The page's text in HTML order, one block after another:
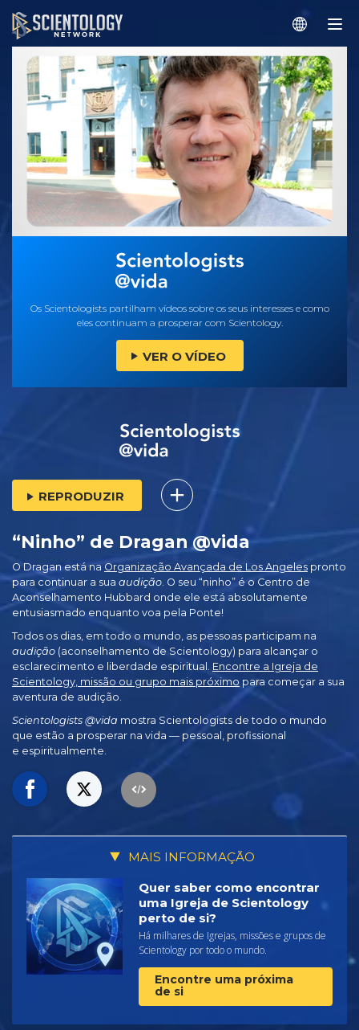
Os Scientologists partilham vídeos sobre os seus interesses e como
eles continuam a prosperar com Scientology.
VER O VÍDEO
REPRODUZIR
“Ninho” de Dragan @vida
O Dragan está na Organização Avançada de Los Angeles pronto
para continuar a sua audição. O seu “ninho” é o Centro de
Aconselhamento Hubbard onde ele está absolutamente
entusiasmado enquanto voa pela Ponte!
Todos os dias, em todo o mundo, as pessoas participam na
audição (aconselhamento de Scientology) para alcançar o
esclarecimento e liberdade espiritual. Encontre a Igreja de
Scientology, missão ou grupo mais próximo para começar a sua
aventura de audição.
Scientologists @vida mostra Scientologists de todo o mundo
que estão a prosperar na vida — pessoal, profissional
e espiritualmente.
MAIS INFORMAÇÃO
Quer saber como encontrar
uma Igreja de Scientology
perto de si?
Há milhares de Igrejas, missões e grupos de
Scientology por todo o mundo.
Encontre uma próxima
de si